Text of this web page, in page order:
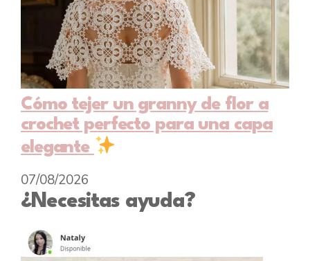
Cómo tejer un granny de flor a
crochet perfecto para una capa
elegante
07/08/2026
¿Necesitas ayuda?